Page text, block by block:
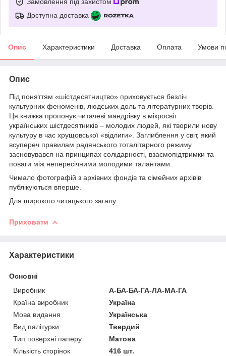
Доступна доставка
Опис Характеристики Доставка Оплата Умови
Опис
Під поняттям «шістдесятництво» приховується безліч
культурних феноменів, людських доль та літературних творів.
Ця книжка пропонує читачеві мандрівку в мікросвіт
українських шістдесятників – молодих людей, які творили нову
культуру в час хрущовської «відлиги». Заглиблення у світ, який
всупереч правилам радянського тоталітарного режиму
засновувався на принципах солідарності, взаємопідтримки та
поваги між непересічними молодими талантами.
Чимало фотографій з архівних фондів та сімейних архівів
публікуються вперше.
Для широкого читацького загалу.
Приховати
Характеристики
Основні
Виробник
А-БА-БА-ГА-ЛА-МА-ГА
Країна виробник
Україна
Мова видання
Українська
Вид палітурки
Твердий
Тип поверхні паперу
Матова
Кількість сторінок
416 шт.